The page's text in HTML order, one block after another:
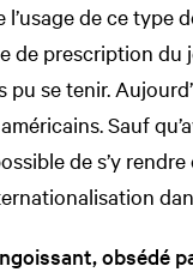
de ce type
de prescription du
pu se tenir.
Sauf
de s’y
obsédé